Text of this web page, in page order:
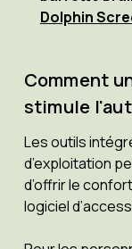
Dolphin
Comment
stimule
Les outils
d’exploitation
d’offrir le
logiciel